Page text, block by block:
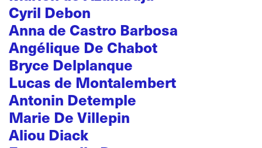
Cyril Debon
Anna de Castro Barbosa
Angélique De Chabot
Bryce Delplanque
Lucas de Montalembert
Antonin Detemple
Marie De Villepin
Aliou Diack